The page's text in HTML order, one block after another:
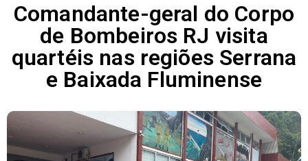
Comandante-geral do Corpo
de Bombeiros RJ visita
quartéis nas regiões Serrana
e Baixada Fluminense